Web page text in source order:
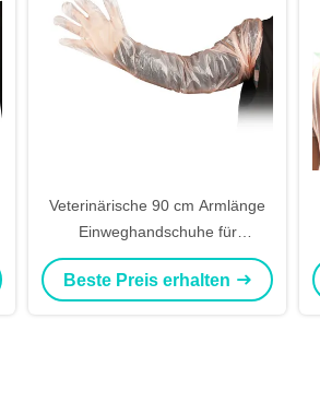
Veterinärische 90 cm Armlänge
Einweghandschuhe für
Veterinäruntersuchungen und
künstliche Befruchtung
Beste Preis erhalten